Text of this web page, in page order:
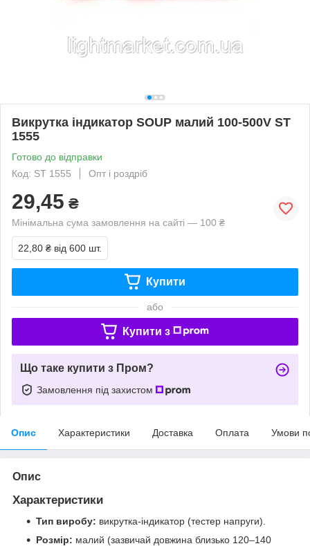
Викрутка індикатор SOUP малий 100-500V ST
1555
Готово до відправки
Код: ST 1555
Опт і роздріб
29,45 ₴
Мінімальна сума замовлення на сайті — 100 ₴
22,80 ₴ від 600 шт.
Купити
або
Купити з
Що таке купити з Пром?
Замовлення під захистом
Опис Характеристики Доставка Оплата Умови
Опис
Характеристики
Тип виробу: викрутка-індикатор (тестер напруги).
Розмір: малий (зазвичай довжина близько 120–140